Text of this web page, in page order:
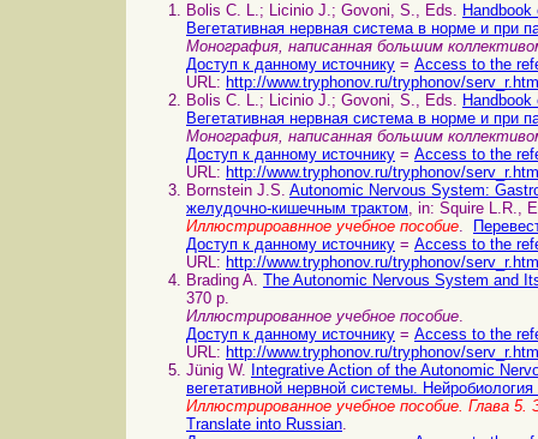
Bolis C. L.; Licinio J.; Govoni, S., Eds.
Вегетативная нервная система в норме и при
Монография, написанная большим
Доступ к данному источнику = Access to the
URL: http://www.tryphonov.ru/tryphonov/
Bolis C. L.; Licinio J.; Govoni, S., Eds.
Вегетативная нервная система в норме и при
Монография, написанная большим
Доступ к данному источнику = Access to the
URL: http://www.tryphonov.ru/tryphonov/
Bornstein J.S. Autonomic Nervous System:
желудочно-кишечным трактом, in: Squire L.R.,
Иллюстрироавнное учебное пособие.
Доступ к данному источнику = Access to the
URL: http://www.tryphonov.ru/tryphonov/
Brading A. The Autonomic Nervous System and
370 p.
Иллюстрированное учебное пособие.
Доступ к данному источнику = Access to the
URL: http://www.tryphonov.ru/tryphonov/
Jünig W. Integrative Action of the Autonomic
вегетативной нервной системы. Нейробиология
Иллюстрированное учебное пособие. Глава
Translate into Russian.